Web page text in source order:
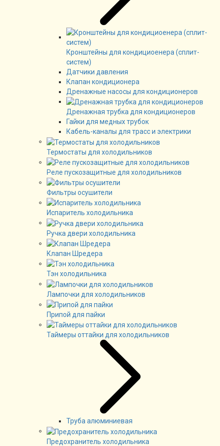
Кронштейны для кондициоенера (сплит-
систем)
Датчики давления
Клапан кондиционера
Дренажные насосы для кондиционеров
Дренажная трубка для кондиционеров
Гайки для медных трубок
Кабель-каналы для трасс и электрики
Термостаты для холодильников
Реле пускозащитные для холодильников
Фильтры осушители
Испаритель холодильника
Ручка двери холодильника
Клапан Шредера
Тэн холодильника
Лампочки для холодильников
Припой для пайки
Таймеры оттайки для холодильников
Труба алюминиевая
Предохранитель холодильника